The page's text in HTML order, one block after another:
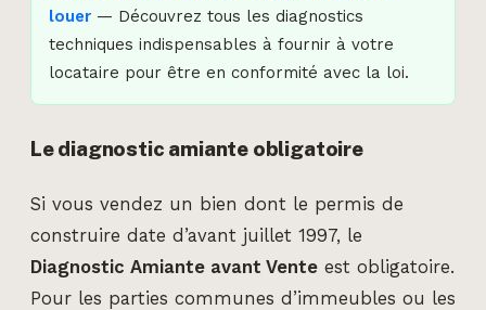
louer — Découvrez tous les diagnostics
techniques indispensables à fournir à votre
locataire pour être en conformité avec la loi.
Le diagnostic amiante obligatoire
Si vous vendez un bien dont le permis de
construire date d’avant juillet 1997, le
Diagnostic Amiante avant Vente est obligatoire.
Pour les parties communes d’immeubles ou les